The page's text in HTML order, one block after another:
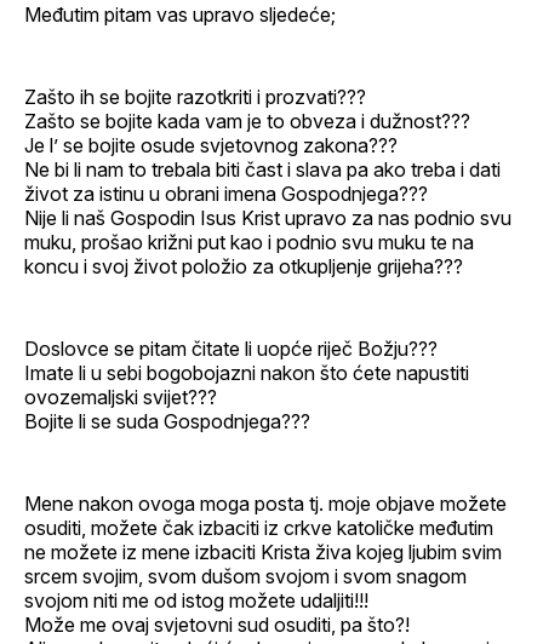
Međutim pitam vas upravo sljedeće;
Zašto ih se bojite razotkriti i prozvati???
Zašto se bojite kada vam je to obveza i dužnost???
Je l’ se bojite osude svjetovnog zakona???
Ne bi li nam to trebala biti čast i slava pa ako treba i dati
život za istinu u obrani imena Gospodnjega???
Nije li naš Gospodin Isus Krist upravo za nas podnio svu
muku, prošao križni put kao i podnio svu muku te na
koncu i svoj život položio za otkupljenje grijeha???
Doslovce se pitam čitate li uopće riječ Božju???
Imate li u sebi bogobojazni nakon što ćete napustiti
ovozemaljski svijet???
Bojite li se suda Gospodnjega???
Mene nakon ovoga moga posta tj. moje objave možete
osuditi, možete čak izbaciti iz crkve katoličke međutim
ne možete iz mene izbaciti Krista živa kojeg ljubim svim
srcem svojim, svom dušom svojom i svom snagom
svojom niti me od istog možete udaljiti!!!
Može me ovaj svjetovni sud osuditi, pa što?!